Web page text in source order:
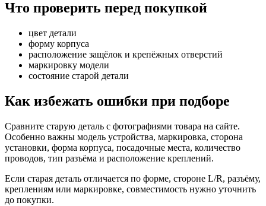
Что проверить перед покупкой
цвет детали
форму корпуса
расположение защёлок и крепёжных отверстий
маркировку модели
состояние старой детали
Как избежать ошибки при подборе
Сравните старую деталь с фотографиями товара на сайте.
Особенно важны модель устройства, маркировка, сторона
установки, форма корпуса, посадочные места, количество
проводов, тип разъёма и расположение креплений.
Если старая деталь отличается по форме, стороне L/R, разъёму,
креплениям или маркировке, совместимость нужно уточнить
до покупки.